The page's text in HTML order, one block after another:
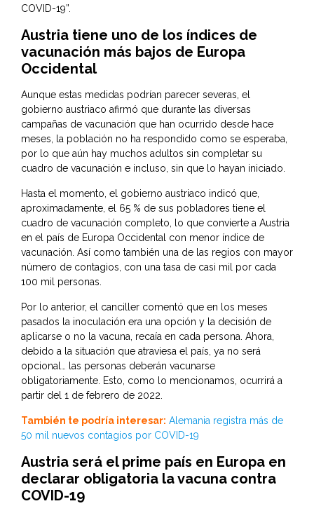
COVID-19”.
Austria tiene uno de los índices de
vacunación más bajos de Europa
Occidental
Aunque estas medidas podrían parecer severas, el
gobierno austriaco afirmó que durante las diversas
campañas de vacunación que han ocurrido desde hace
meses, la población no ha respondido como se esperaba,
por lo que aún hay muchos adultos sin completar su
cuadro de vacunación e incluso, sin que lo hayan iniciado.
Hasta el momento, el gobierno austriaco indicó que,
aproximadamente, el 65 % de sus pobladores tiene el
cuadro de vacunación completo, lo que convierte a Austria
en el país de Europa Occidental con menor índice de
vacunación. Así como también una de las regios con mayor
número de contagios, con una tasa de casi mil por cada
100 mil personas.
Por lo anterior, el canciller comentó que en los meses
pasados la inoculación era una opción y la decisión de
aplicarse o no la vacuna, recaía en cada persona. Ahora,
debido a la situación que atraviesa el país, ya no será
opcional… las personas deberán vacunarse
obligatoriamente. Esto, como lo mencionamos, ocurrirá a
partir del 1 de febrero de 2022.
También te podría interesar: Alemania registra más de
50 mil nuevos contagios por COVID-19
Austria será el prime país en Europa en
declarar obligatoria la vacuna contra
COVID-19